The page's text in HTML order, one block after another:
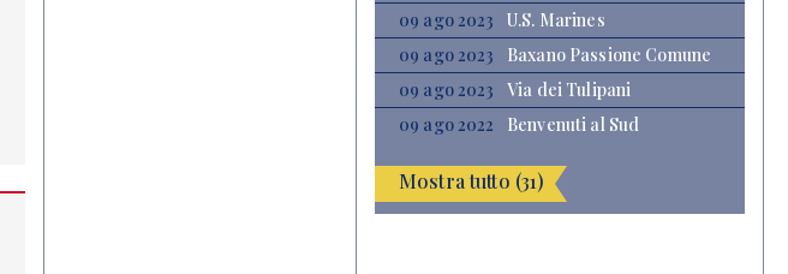
09 ago 2023
U.S. Marines
09 ago 2023
Baxano Passione Comune
09 ago 2023
Via dei Tulipani
09 ago 2022
Benvenuti al Sud
Mostra tutto (31)